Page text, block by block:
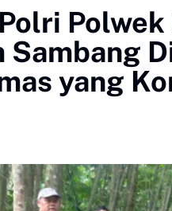
yang